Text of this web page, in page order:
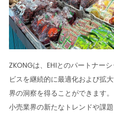
ZKONGは、EHIとのパートナー
ビスを継続的に最適化および拡
界の洞察を得ることができます
小売業界の新たなトレンドや課